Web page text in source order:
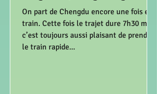
On part de Chengdu encore une fois en
train. Cette fois le trajet dure 7h30 mais
c’est toujours aussi plaisant de prendre
le train rapide...